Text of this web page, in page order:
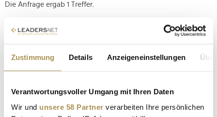
Zustimmung Details Anzeigeneinstellungen
Verantwortungsvoller Umgang mit Ihren Daten
Wir und unsere 58 Partner verarbeiten Ihre persönlichen
Die Anfrage ergab 1 Treffer.
Tipp
Setzen Sie die gesuchten Wörter zwischen
Anführungszeichen: zb "Vorname Nachname".
Matthias Steiner: Olympiaheld in der Höhle der
Löwen